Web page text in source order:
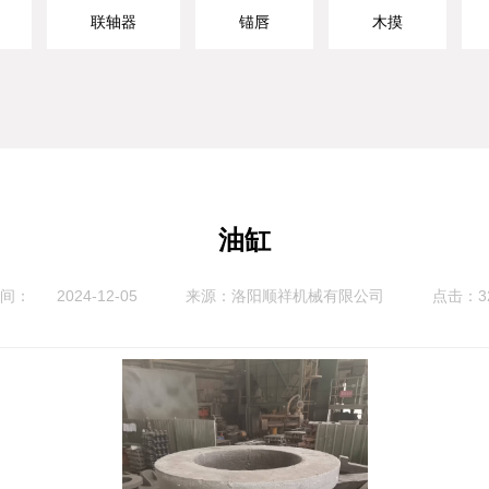
联轴器 锚唇 木摸
油缸
： 2024-12-05 来源： 洛阳顺祥机械有限公司 点击：